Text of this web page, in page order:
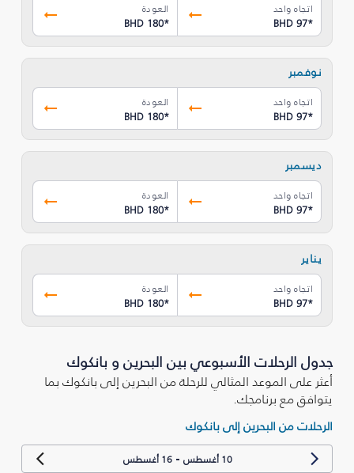
اتجاه واحد
BHD 97*
العودة
BHD 180*
نوفمبر
اتجاه واحد
BHD 97*
العودة
BHD 180*
ديسمبر
اتجاه واحد
BHD 97*
العودة
BHD 180*
يناير
اتجاه واحد
BHD 97*
العودة
BHD 180*
جدول الرحلات الأسبوعي بين البحرين و بانكوك
أعثر على الموعد المثالي للرحلة من البحرين إلى بانكوك بما
يتوافق مع برنامجك.
الرحلات من البحرين إلى بانكوك
10 أغسطس -16 أغسطس